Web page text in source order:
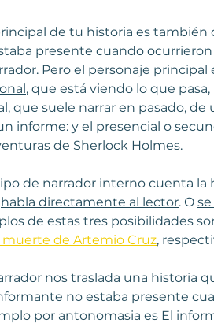
de tu historia es también
presente cuando ocurrieron
Pero el personaje principal
, que está viendo lo que
, que suele narrar en pasado, de
informe: y el presencial o
de Sherlock Holmes.
de narrador interno cuenta la
habla directamente al lector. O
de estas tres posibilidades
muerte de Artemio Cruz,
nos traslada una historia
no estaba presente
por antonomasia es El